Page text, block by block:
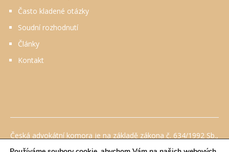
Často kladené otázky
Soudní rozhodnutí
Články
Kontakt
Česká advokátní komora je na základě zákona č. 634/1992 Sb.,
o ochraně spotřebitele, ve znění pozdějších předpisů